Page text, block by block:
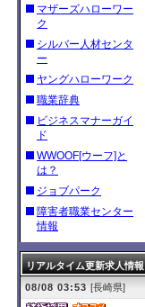
マザーズハローワー
ク
シルバー人材センタ
ー
ヤングハローワーク
職業辞典
ビジネスマナーガイ
ド
WWOOF[ウーフ]と
は？
ジョブパーク
障害者職業センター
情報
リアルタイム更新求人情報
08/08 03:53 [長崎県]